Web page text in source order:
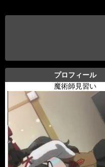
プロフィール
魔術師見習い